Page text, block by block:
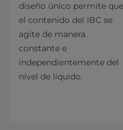
diseño único permite que
el contenido del IBC se
agite de manera
constante e
independientemente del
nivel de líquido.